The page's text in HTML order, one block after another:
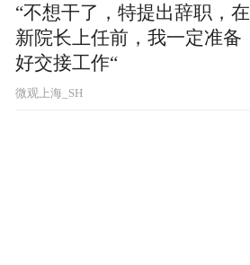
“不想干了，特提出辞职，在
新院长上任前，我一定准备
好交接工作“
微观上海_SH